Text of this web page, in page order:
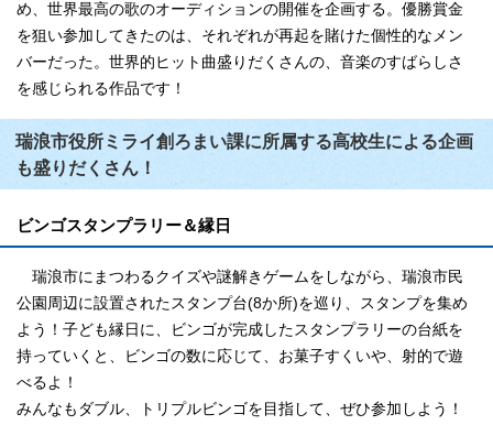
め、世界最高の歌のオーディションの開催を企画する。優勝賞金
を狙い参加してきたのは、それぞれが再起を賭けた個性的なメン
バーだった。世界的ヒット曲盛りだくさんの、音楽のすばらしさ
を感じられる作品です！
瑞浪市役所ミライ創ろまい課に所属する高校生による企画
も盛りだくさん！
ビンゴスタンプラリー＆縁日
瑞浪市にまつわるクイズや謎解きゲームをしながら、瑞浪市民
公園周辺に設置されたスタンプ台(8か所)を巡り、スタンプを集め
よう！子ども縁日に、ビンゴが完成したスタンプラリーの台紙を
持っていくと、ビンゴの数に応じて、お菓子すくいや、射的で遊
べるよ！
みんなもダブル、トリプルビンゴを目指して、ぜひ参加しよう！